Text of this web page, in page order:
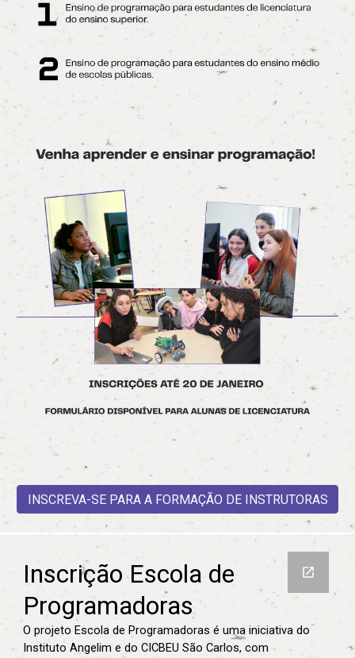
INSCREVA-SE PARA A FORMAÇÃO DE INSTRUTORAS